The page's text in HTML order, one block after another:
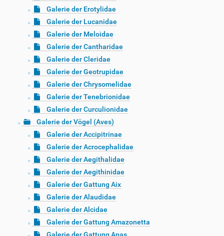
Galerie der Erotylidae
Galerie der Lucanidae
Galerie der Meloidae
Galerie der Cantharidae
Galerie der Cleridae
Galerie der Geotrupidae
Galerie der Chrysomelidae
Galerie der Tenebrionidae
Galerie der Curculionidae
Galerie der Vögel (Aves)
Galerie der Accipitrinae
Galerie der Acrocephalidae
Galerie der Aegithalidae
Galerie der Aegithinidae
Galerie der Gattung Aix
Galerie der Alaudidae
Galerie der Alcidae
Galerie der Gattung Amazonetta